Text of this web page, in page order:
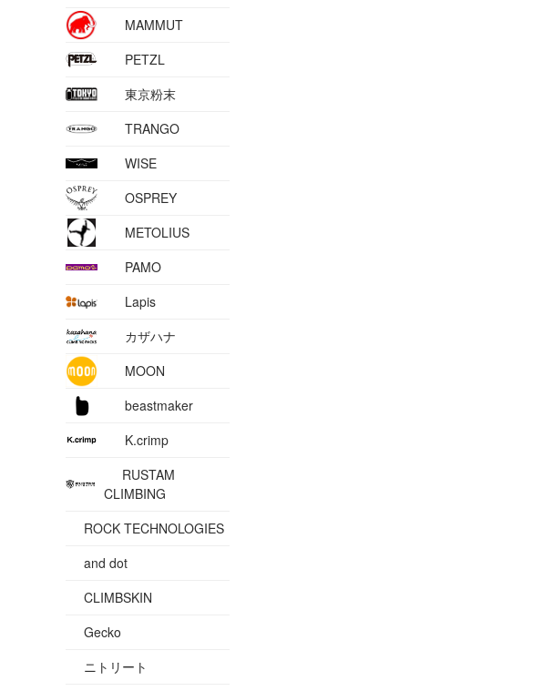
MAMMUT
PETZL
東京粉末
TRANGO
WISE
OSPREY
METOLIUS
PAMO
Lapis
カザハナ
MOON
beastmaker
K.crimp
RUSTAM
CLIMBING
ROCK TECHNOLOGIES
and dot
CLIMBSKIN
Gecko
ニトリート